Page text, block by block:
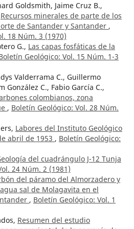
Goldsmith, Jaime Cruz B.,
Recursos minerales de parte de los
de Santander y Santander ,
18 Núm. 3 (1970)
G., Las capas fosfáticas de la
Geológico: Vol. 15 Núm. 1-3
Valderrama C., Guillermo
González C., Fabio García C.,
colombianos, zona
, Boletín Geológico: Vol. 28 Núm.
Labores del Instituto Geológico
abril de 1953 , Boletín Geológico:
del cuadrángulo J-12 Tunja
24 Núm. 2 (1981)
del páramo del Almorzadero y
sal de Molagavita en el
, Boletín Geológico: Vol. 1
Resumen del estudio